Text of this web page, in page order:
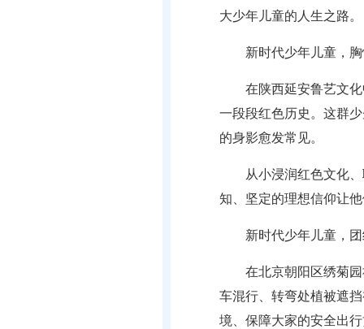
大少年儿童的人生之路。
新时代少年儿童，
在陕西延安鲁艺文
一段段红色历史。这群
的身影愈发常见。
从小浸润红色文化
知、坚定的理想信仰让
新时代少年儿童，
在北京朝阳区绣菊
车混行、转弯处植被遮
境、保障大家的安全出